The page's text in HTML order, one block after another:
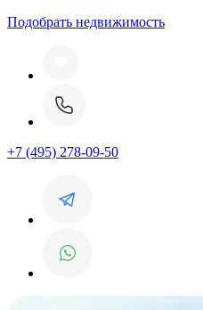
Подобрать недвижимость
+7 (495) 278-09-50